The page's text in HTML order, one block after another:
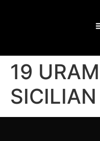
19
SICILIAN